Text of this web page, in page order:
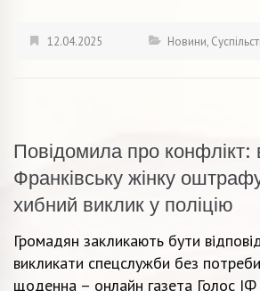
12.04.2025 Новини,
Повідомила про конфлікт:
Франківську жінку
хибний виклик у поліцію
Громадян закликають бути
викликати спецслужби без
щоденна – онлайн газета Голос